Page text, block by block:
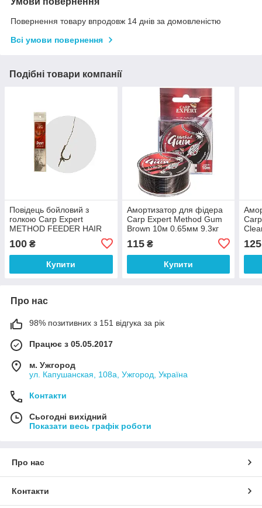
Повернення товару впродовж 14 днів за домовленістю
Всі умови повернення
Подібні товари компанії
Повідець бойловий з
голкою Carp Expert
METHOD FEEDER HAIR
100 ₴
Купити
Амортизатор для фідера
Carp Expert Method Gum
Brown 10м 0.65мм 9.3кг
115₴
Купити
125
Про нас
98% позитивних з 151 відгука за рік
Працює з 05.05.2017
м. Ужгород
ул. Капушанская, 108а, Ужгород, Україна
Контакти
Сьогодні вихідний
Показати весь графік роботи
Про нас
Контакти